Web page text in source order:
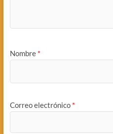
Nombre *
Correo electrónico *